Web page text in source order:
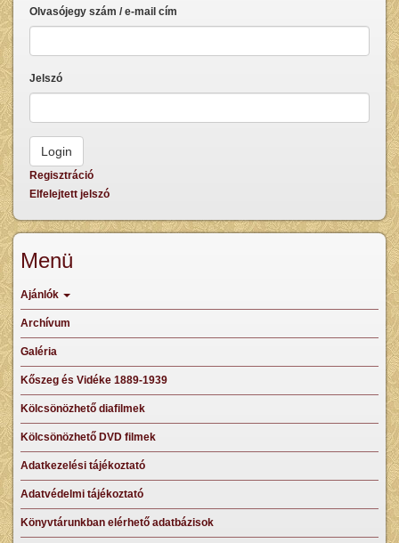
Olvasójegy szám / e-mail cím
Jelszó
Regisztráció
Elfelejtett jelszó
Menü
Ajánlók
Archívum
Galéria
Kőszeg és Vidéke 1889-1939
Kölcsönözhető diafilmek
Kölcsönözhető DVD filmek
Adatkezelési tájékoztató
Adatvédelmi tájékoztató
Könyvtárunkban elérhető adatbázisok